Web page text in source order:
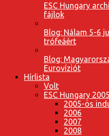
ESC Hungary
fájlok
Blog: Nálam 5-6
trófeáért
Blog:
Eurovíziót
Hírlista
Volt
ESC Hungary
2005-ös
2006
2007
2008